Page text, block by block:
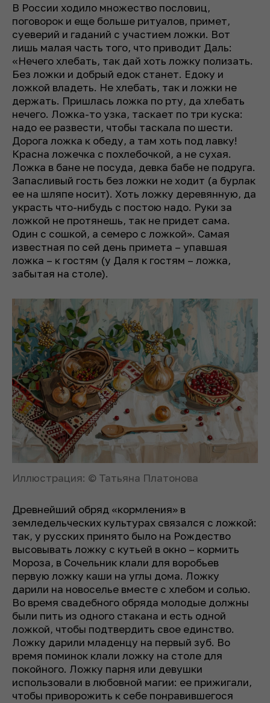
В России ходило множество пословиц,
поговорок и еще больше ритуалов, примет,
суеверий и гаданий с участием ложки. Вот
лишь малая часть того, что приводит Даль:
«Нечего хлебать, так дай хоть ложку полизать.
Без ложки и добрый едок станет. Едоку и
ложкой владеть. Не хлебать, так и ложки не
держать. Пришлась ложка по рту, да хлебать
нечего. Ложка-то узка, таскает по три куска:
надо ее развести, чтобы таскала по шести.
Дорога ложка к обеду, а там хоть под лавку!
Красна ложечка с похлебочкой, а не сухая.
Ложка в бане не посуда, девка бабе не подруга.
Запасливый гость без ложки не ходит (а бурлак
ее на шляпе носит). Хоть ложку деревянную, да
украсть что-нибудь с постою надо. Руки за
ложкой не протянешь, так не придет сама.
Один с сошкой, а семеро с ложкой». Самая
известная по сей день примета – упавшая
ложка – к гостям (у Даля к гостям – ложка,
забытая на столе).
Иллюстрация: © Татьяна Платонова
Древнейший обряд «кормления» в
земледельческих культурах связался с ложкой:
так, у русских принято было на Рождество
высовывать ложку с кутьей в окно – кормить
Мороза, в Сочельник клали для воробьев
первую ложку каши на углы дома. Ложку
дарили на новоселье вместе с хлебом и солью.
Во время свадебного обряда молодые должны
были пить из одного стакана и есть одной
ложкой, чтобы подтвердить свое единство.
Ложку дарили младенцу на первый зуб. Во
время поминок клали ложку на столе для
покойного. Ложку парня или девушки
использовали в любовной магии: ее прижигали,
чтобы приворожить к себе понравившегося